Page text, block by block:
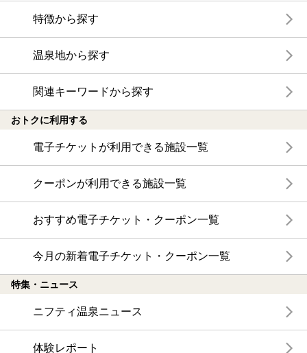
特徴から探す
温泉地から探す
関連キーワードから探す
おトクに利用する
電子チケットが利用できる施設一覧
クーポンが利用できる施設一覧
おすすめ電子チケット・クーポン一覧
今月の新着電子チケット・クーポン一覧
特集・ニュース
ニフティ温泉ニュース
体験レポート